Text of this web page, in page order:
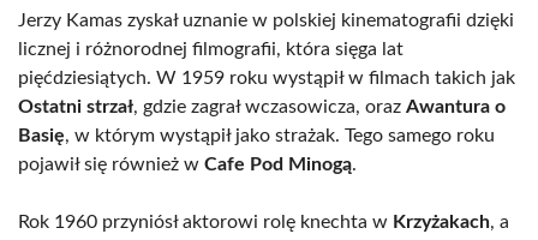
Jerzy Kamas zyskał uznanie w polskiej kinematografii dzięki
licznej i różnorodnej filmografii, która sięga lat
pięćdziesiątych. W 1959 roku wystąpił w filmach takich jak
Ostatni strzał, gdzie zagrał wczasowicza, oraz Awantura o
Basię, w którym wystąpił jako strażak. Tego samego roku
pojawił się również w Cafe Pod Minogą.
Rok 1960 przyniósł aktorowi rolę knechta w Krzyżakach, a